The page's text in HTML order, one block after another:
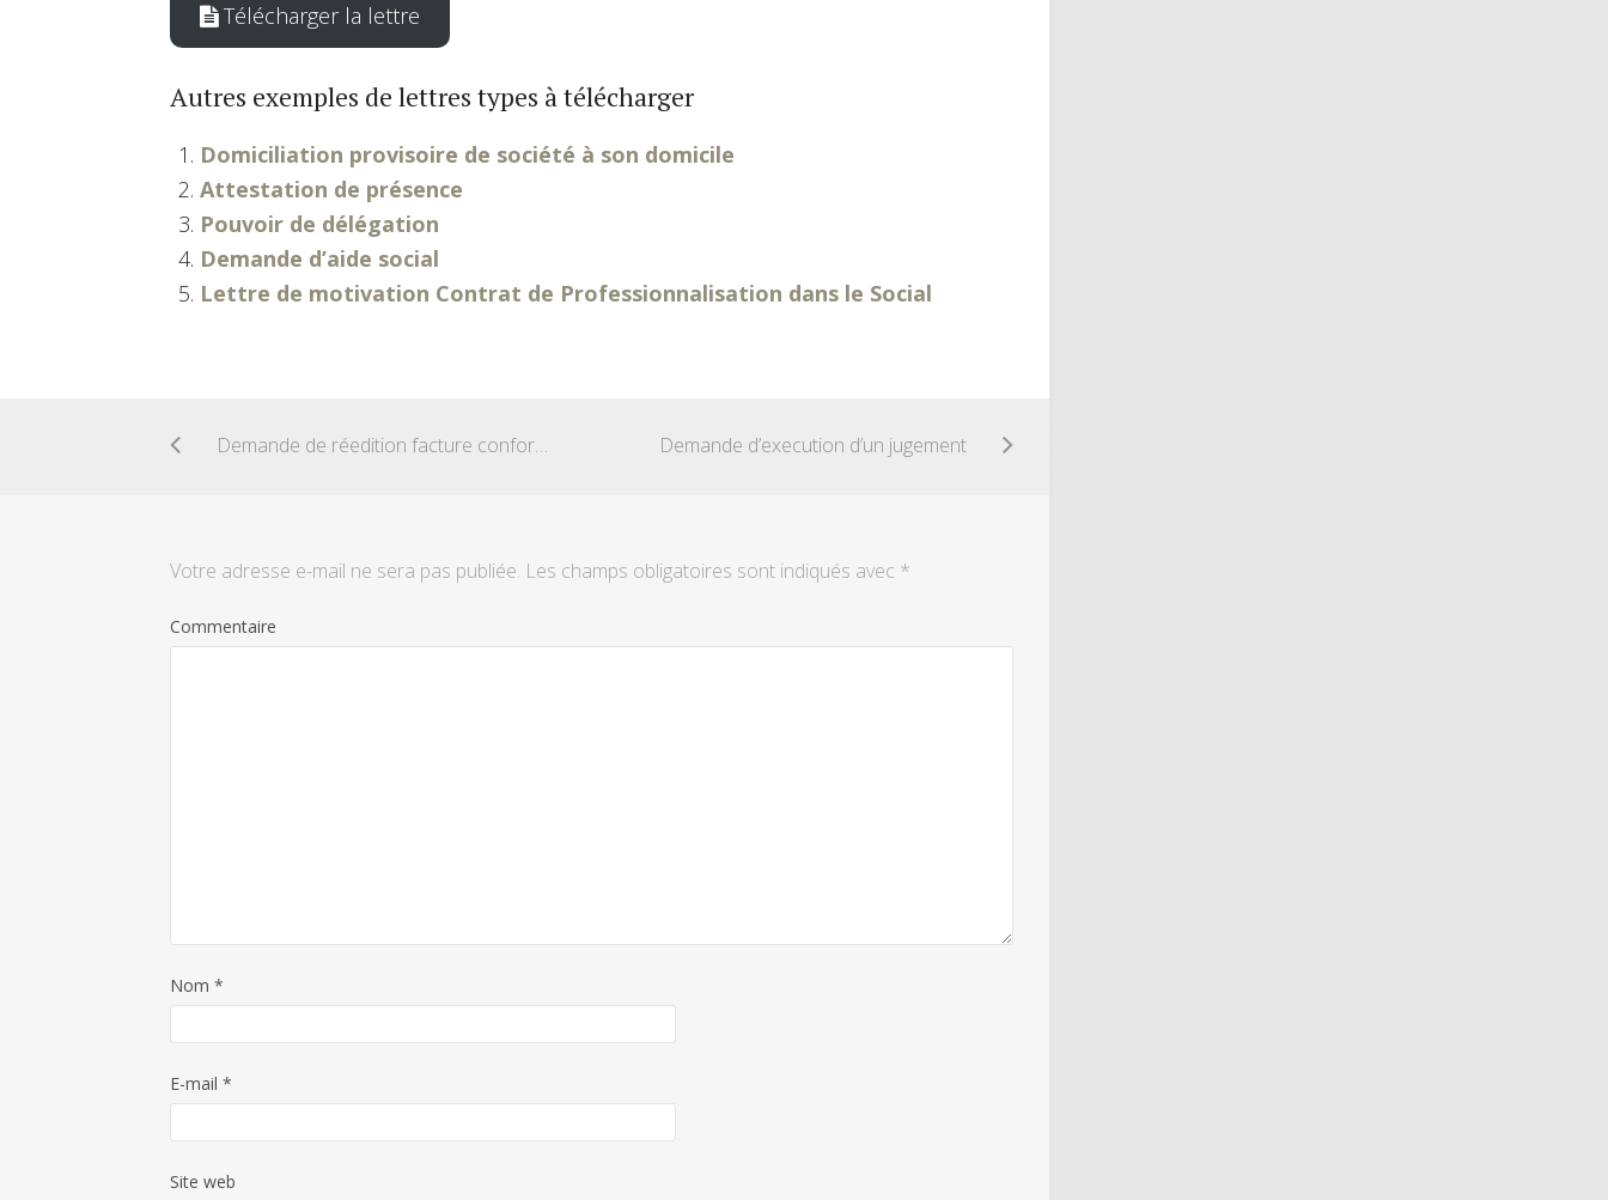
Télécharger la lettre
Autres exemples de lettres types à télécharger
Domiciliation provisoire de société à son domicile
Attestation de présence
Pouvoir de délégation
Demande d’aide social
Lettre de motivation Contrat de Professionnalisation dans le Social
Demande de réedition facture conforme Demande d’execution d’un jugement
Votre adresse e-mail ne sera pas publiée. Les champs obligatoires sont indiqués avec *
Commentaire
Nom *
E-mail *
Site web